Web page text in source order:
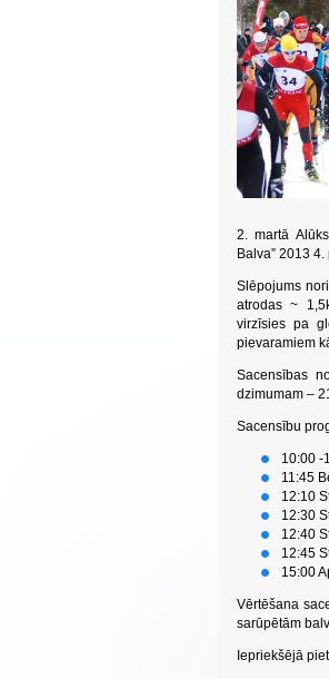
2. martā
Balva” 2013
Slēpojums
atrodas ~
virzīsies pa
pievaramiem
Sacensības
dzimumam –
Sacensību
10:00 -
11:45
12:10
12:30
12:40
12:45
15:00
Vērtēšana
sarūpētām
Iepriekšējā